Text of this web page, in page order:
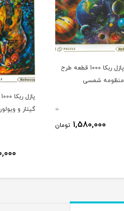
پازل ربکا 1000 قطعه طرح
منظومه شمسی
0
1,580,000 تومان
گیتار و